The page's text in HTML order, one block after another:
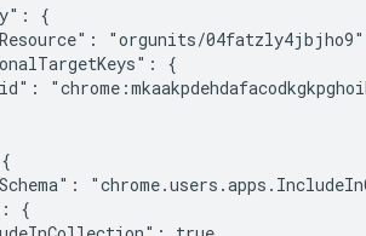
{
"orgunits/
{
{